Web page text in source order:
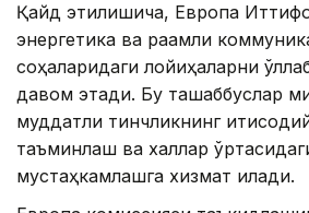
Қайд этилишича, Европа
энергетика ва рақамли
соҳаларидаги лойиҳаларни
давом этади. Бу ташаббуслар
муддатли тинчликнинг
таъминлаш ва халқлар
мустаҳкамлашга хизмат қилади.